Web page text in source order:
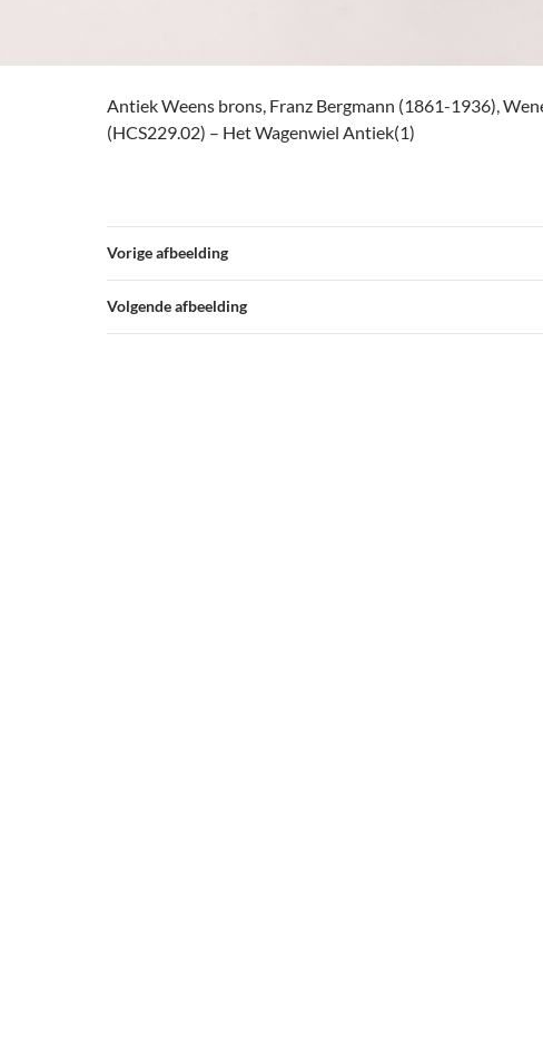
Antiek Weens brons, Franz Bergmann (1861-1936),
(HCS229.02) – Het Wagenwiel Antiek(1)
Vorige afbeelding
Volgende afbeelding